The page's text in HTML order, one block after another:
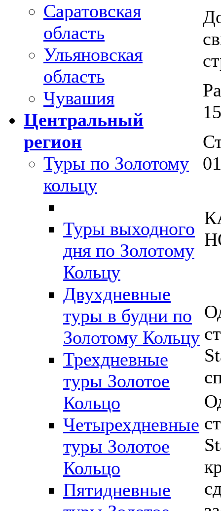
Саратовская
область
Ульяновская
область
Чувашия
Центральный
регион
Туры по Золотому
кольцу
Туры выходного
дня по Золотому
Кольцу
Двухдневные
туры в будни по
Золотому Кольцу
Трехдневные
туры Золотое
Кольцо
Четырехдневные
туры Золотое
Кольцо
Пятидневные